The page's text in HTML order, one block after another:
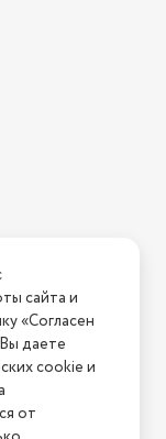
нам
есть всё!
сайта и
«Согласен
даете
cookie и
от